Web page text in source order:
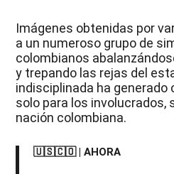
Imágenes obtenidas por
a un numeroso grupo de
colombianos
y trepando las rejas del
indisciplinada ha generado
solo para los involucrados,
nación colombiana.
🇺🇸🇨🇴 | AHORA